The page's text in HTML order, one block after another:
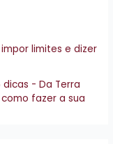
limites e dizer
- Da Terra
fazer a sua